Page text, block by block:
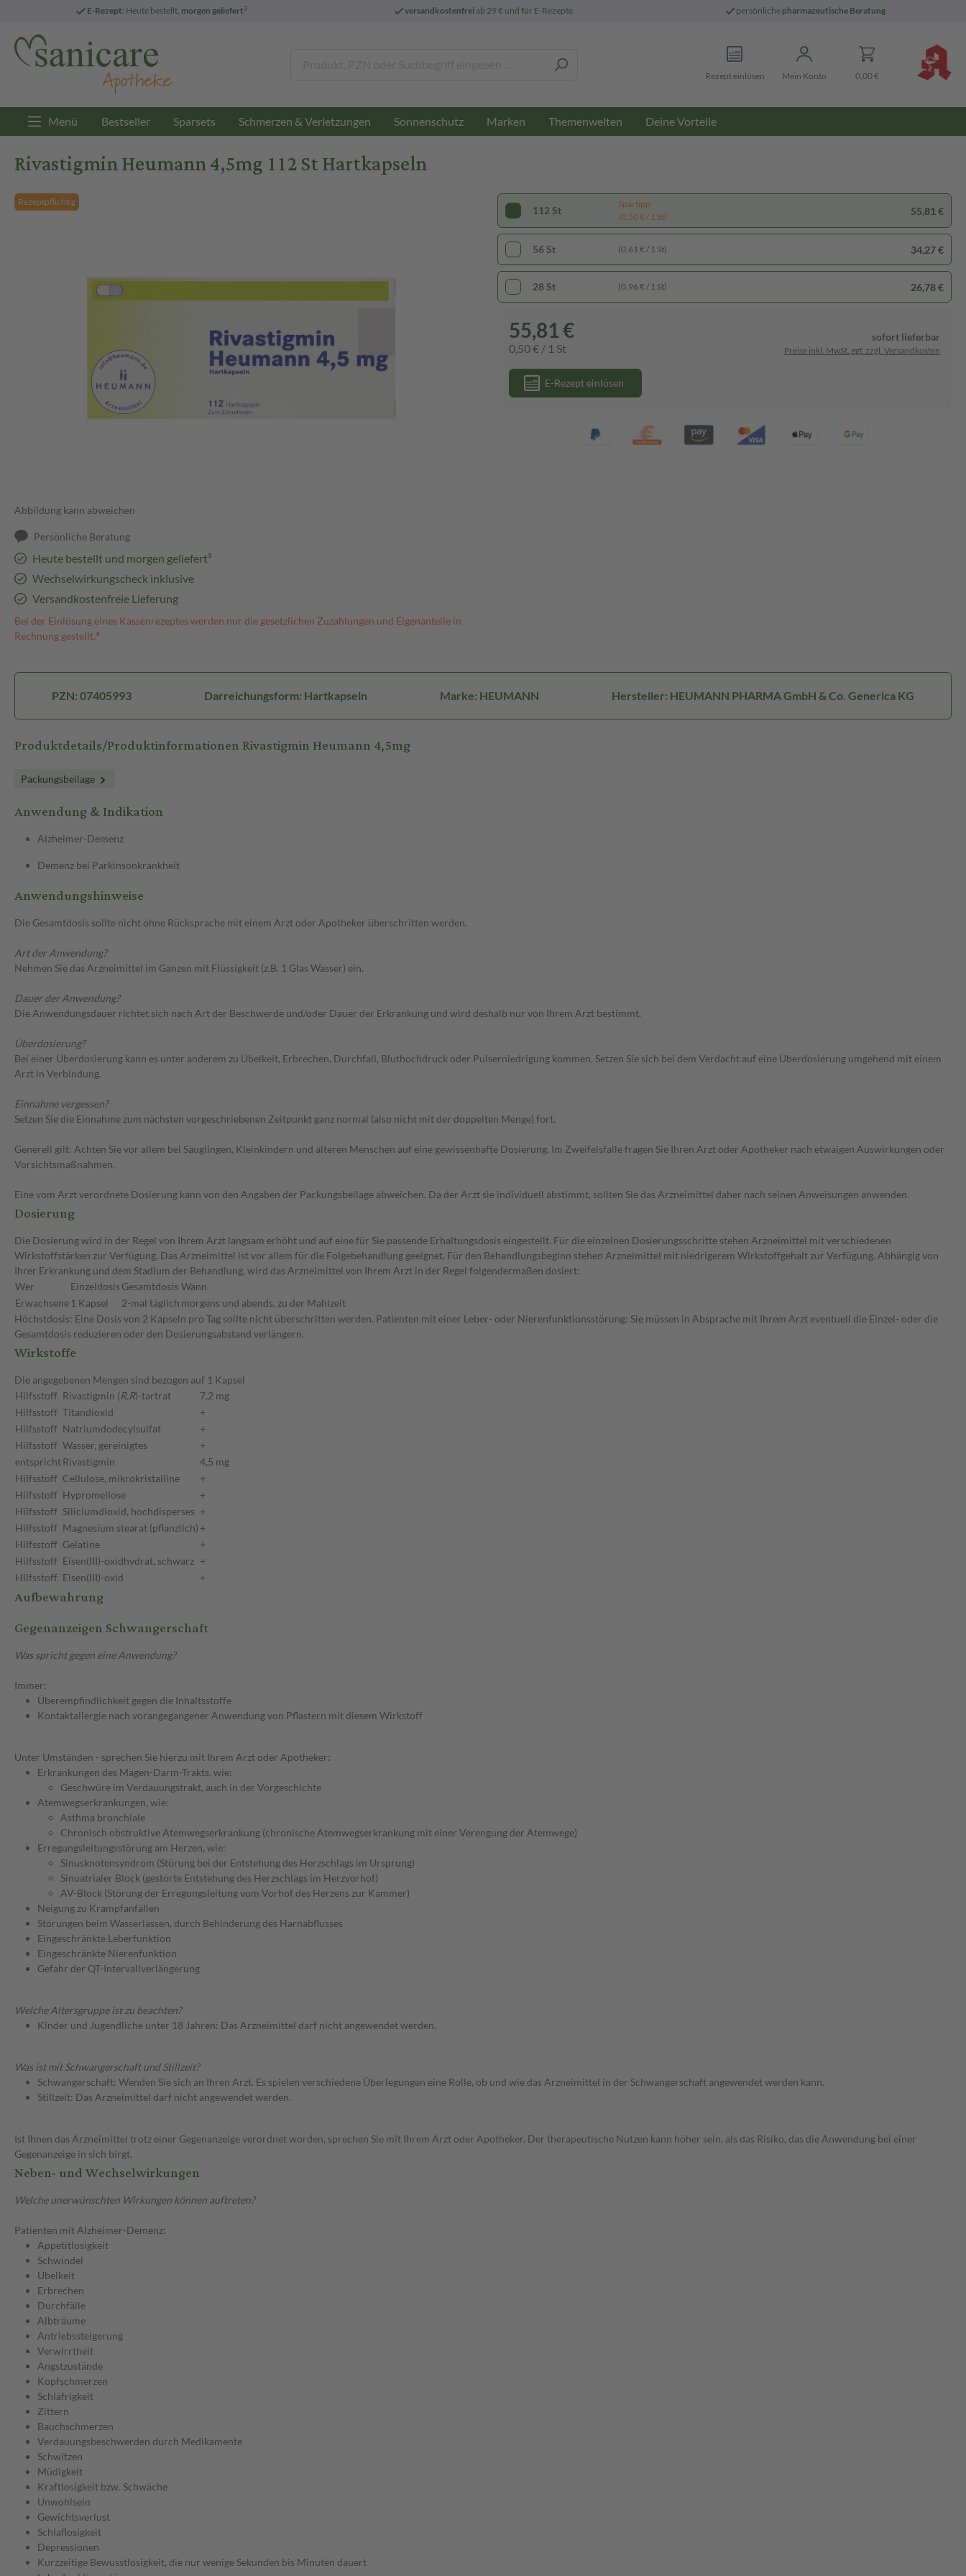
E-Rezept: Heute bestellt, morgen geliefert3 versandkostenfreiab 29 € und für E-Rezepte persönliche pharmazeutische Beratung
Rezept einlösen Mein Konto 0,00 €
Menü Bestseller Sparsets Schmerzen & Verletzungen Sonnenschutz Marken Themenwelten Deine Vorteile
Rivastigmin Heumann 4,5mg 112 St Hartkapseln
Rezeptpflichtig
Abbildung kann abweichen
Persönliche Beratung
Heute bestellt und morgen geliefert³
Wechselwirkungscheck inklusive
Versandkostenfreie Lieferung
Bei der Einlösung eines Kassenrezeptes werden nur die gesetzlichen Zuzahlungen und Eigenanteile in
Rechnung gestellt.⁴
112 St
Spartipp
(0,50 € / 1 St)
55,81 €
56 St (0,61 € / 1 St) 34,27 €
28 St (0,96 € / 1 St) 26,78 €
55,81 €
0,50 € / 1 St
sofort lieferbar
Preise inkl. MwSt. ggf. zzgl. Versandkosten
E-Rezept einlösen
PZN: 07405993 Darreichungsform: Hartkapseln Marke: HEUMANN Hersteller: HEUMANN PHARMA GmbH & Co. Generica KG
Produktdetails/Produktinformationen Rivastigmin Heumann 4,5mg
Packungsbeilage
Anwendung & Indikation
Alzheimer-Demenz
Demenz bei Parkinsonkrankheit
Anwendungshinweise
Die Gesamtdosis sollte nicht ohne Rücksprache mit einem Arzt oder Apotheker überschritten werden.
Art der Anwendung?
Nehmen Sie das Arzneimittel im Ganzen mit Flüssigkeit (z.B. 1 Glas Wasser) ein.
Dauer der Anwendung?
Die Anwendungsdauer richtet sich nach Art der Beschwerde und/oder Dauer der Erkrankung und wird deshalb nur von Ihrem Arzt bestimmt.
Überdosierung?
Bei einer Überdosierung kann es unter anderem zu Übelkeit, Erbrechen, Durchfall, Bluthochdruck oder Pulserniedrigung kommen. Setzen Sie sich bei dem Verdacht auf eine Überdosierung umgehend mit einem
Arzt in Verbindung.
Einnahme vergessen?
Setzen Sie die Einnahme zum nächsten vorgeschriebenen Zeitpunkt ganz normal (also nicht mit der doppelten Menge) fort.
Generell gilt: Achten Sie vor allem bei Säuglingen, Kleinkindern und älteren Menschen auf eine gewissenhafte Dosierung. Im Zweifelsfalle fragen Sie Ihren Arzt oder Apotheker nach etwaigen Auswirkungen oder
Vorsichtsmaßnahmen.
Eine vom Arzt verordnete Dosierung kann von den Angaben der Packungsbeilage abweichen. Da der Arzt sie individuell abstimmt, sollten Sie das Arzneimittel daher nach seinen Anweisungen anwenden.
Dosierung
Die Dosierung wird in der Regel von Ihrem Arzt langsam erhöht und auf eine für Sie passende Erhaltungsdosis eingestellt. Für die einzelnen Dosierungsschritte stehen Arzneimittel mit verschiedenen
Wirkstoffstärken zur Verfügung. Das Arzneimittel ist vor allem für die Folgebehandlung geeignet. Für den Behandlungsbeginn stehen Arzneimittel mit niedrigerem Wirkstoffgehalt zur Verfügung. Abhängig von
Ihrer Erkrankung und dem Stadium der Behandlung, wird das Arzneimittel von Ihrem Arzt in der Regel folgendermaßen dosiert:
Wer
Einzeldosis Gesamtdosis Wann
Erwachsene 1 Kapsel 2-mal täglich morgens und abends, zu der Mahlzeit
Höchstdosis: Eine Dosis von 2 Kapseln pro Tag sollte nicht überschritten werden. Patienten mit einer Leber- oder Nierenfunktionsstörung: Sie müssen in Absprache mit Ihrem Arzt eventuell die Einzel- oder die
Gesamtdosis reduzieren oder den Dosierungsabstand verlängern.
Wirkstoffe
Die angegebenen Mengen sind bezogen auf 1 Kapsel
Hilfsstoff Rivastigmin (R,R)-tartrat
7,2 mg
Hilfsstoff Titandioxid
+
Hilfsstoff Natriumdodecylsulfat
+
Hilfsstoff Wasser, gereinigtes
+
entsprichtRivastigmin
4,5 mg
Hilfsstoff Cellulose, mikrokristalline
+
Hilfsstoff Hypromellose
+
Hilfsstoff Siliciumdioxid, hochdisperses +
Hilfsstoff Magnesium stearat (pflanzlich) +
Hilfsstoff Gelatine
+
Hilfsstoff Eisen(III)-oxidhydrat, schwarz +
Hilfsstoff Eisen(III)-oxid +
Aufbewahrung
Gegenanzeigen Schwangerschaft
Was spricht gegen eine Anwendung?
Immer:
Überempfindlichkeit gegen die Inhaltsstoffe
Kontaktallergie nach vorangegangener Anwendung von Pflastern mit diesem Wirkstoff
Unter Umständen - sprechen Sie hierzu mit Ihrem Arzt oder Apotheker:
Erkrankungen des Magen-Darm-Trakts, wie:
Geschwüre im Verdauungstrakt, auch in der Vorgeschichte
Atemwegserkrankungen, wie:
Asthma bronchiale
Chronisch obstruktive Atemwegserkrankung (chronische Atemwegserkrankung mit einer Verengung der Atemwege)
Erregungsleitungsstörung am Herzen, wie:
Sinusknotensyndrom (Störung bei der Entstehung des Herzschlags im Ursprung)
Sinuatrialer Block (gestörte Entstehung des Herzschlags im Herzvorhof)
AV-Block (Störung der Erregungsleitung vom Vorhof des Herzens zur Kammer)
Neigung zu Krampfanfällen
Störungen beim Wasserlassen, durch Behinderung des Harnabflusses
Eingeschränkte Leberfunktion
Eingeschränkte Nierenfunktion
Gefahr der QT-Intervallverlängerung
Welche Altersgruppe ist zu beachten?
Kinder und Jugendliche unter 18 Jahren: Das Arzneimittel darf nicht angewendet werden.
Was ist mit Schwangerschaft und Stillzeit?
Schwangerschaft: Wenden Sie sich an Ihren Arzt. Es spielen verschiedene Überlegungen eine Rolle, ob und wie das Arzneimittel in der Schwangerschaft angewendet werden kann.
Stillzeit: Das Arzneimittel darf nicht angewendet werden.
Ist Ihnen das Arzneimittel trotz einer Gegenanzeige verordnet worden, sprechen Sie mit Ihrem Arzt oder Apotheker. Der therapeutische Nutzen kann höher sein, als das Risiko, das die Anwendung bei einer
Gegenanzeige in sich birgt.
Neben- und Wechselwirkungen
Welche unerwünschten Wirkungen können auftreten?
Patienten mit Alzheimer-Demenz:
Appetitlosigkeit
Schwindel
Übelkeit
Erbrechen
Durchfälle
Albträume
Antriebssteigerung
Verwirrtheit
Angstzustände
Kopfschmerzen
Schläfrigkeit
Zittern
Bauchschmerzen
Verdauungsbeschwerden durch Medikamente
Schwitzen
Müdigkeit
Kraftlosigkeit bzw. Schwäche
Unwohlsein
Gewichtsverlust
Schlaflosigkeit
Depressionen
Kurzzeitige Bewusstlosigkeit, die nur wenige Sekunden bis Minuten dauert